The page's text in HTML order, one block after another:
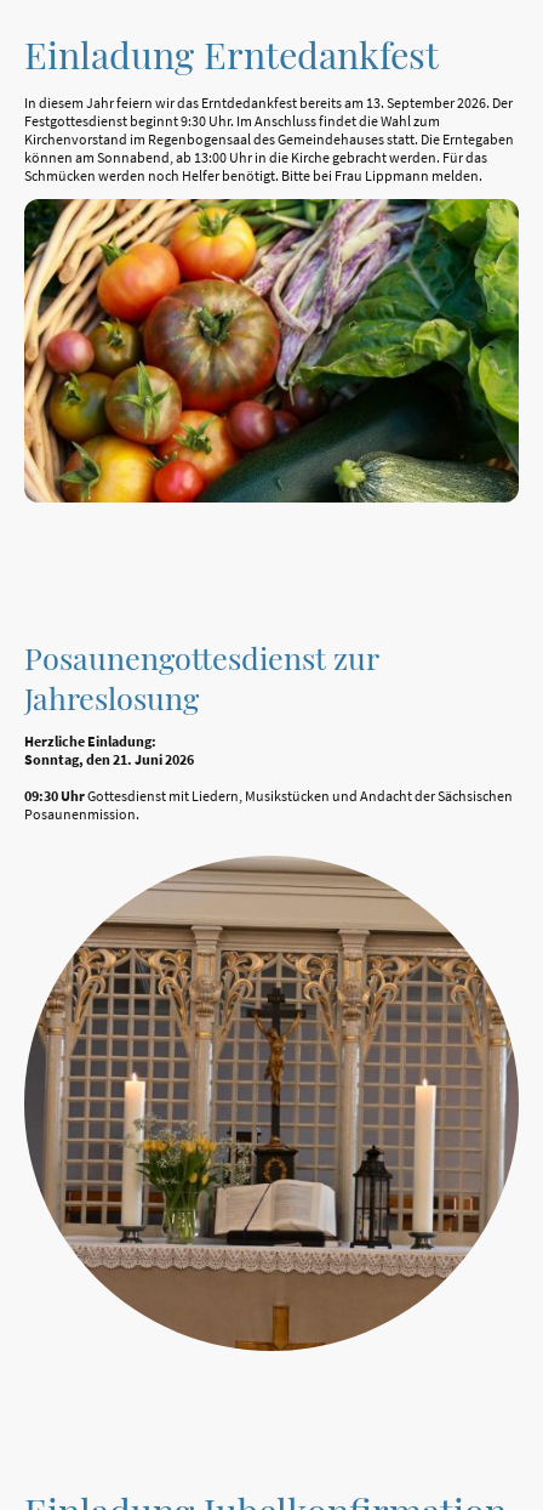
Einladung Erntedankfest
In diesem Jahr feiern wir das Erntdedankfest bereits am 13. September 2026. Der
Festgottesdienst beginnt 9:30 Uhr. Im Anschluss findet die Wahl zum
Kirchenvorstand im Regenbogensaal des Gemeindehauses statt. Die Erntegaben
können am Sonnabend, ab 13:00 Uhr in die Kirche gebracht werden. Für das
Schmücken werden noch Helfer benötigt. Bitte bei Frau Lippmann melden.
Posaunengottesdienst zur
Jahreslosung
Herzliche Einladung:
Sonntag, den 21. Juni 2026
09:30 UhrGottesdienst mit Liedern, Musikstücken und Andacht der Sächsischen
Posaunenmission.